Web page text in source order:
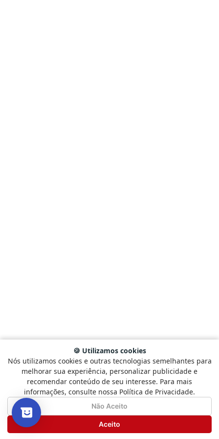
🍪 Utilizamos cookies
Nós utilizamos cookies e outras tecnologias semelhantes para
melhorar sua experiência, personalizar publicidade e
recomendar conteúdo de seu interesse. Para mais
informações, consulte nossa Política de Privacidade.
Não Aceito
Aceito
Como está sendo sua experiência?
Selecione
uma
opção
a
5
Não Satisfeito
Seguinte